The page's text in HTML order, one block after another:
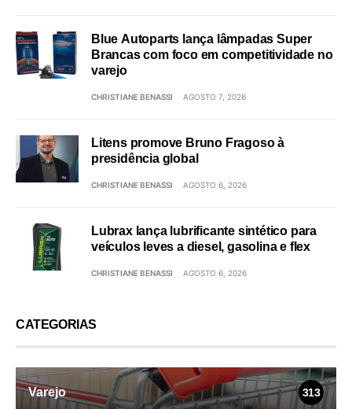
Blue Autoparts lança lâmpadas Super
Brancas com foco em competitividade no
varejo
CHRISTIANE BENASSI AGOSTO 7, 2026
Litens promove Bruno Fragoso à
presidência global
CHRISTIANE BENASSI AGOSTO 6, 2026
Lubrax lança lubrificante sintético para
veículos leves a diesel, gasolina e flex
CHRISTIANE BENASSI AGOSTO 6, 2026
CATEGORIAS
Varejo 313